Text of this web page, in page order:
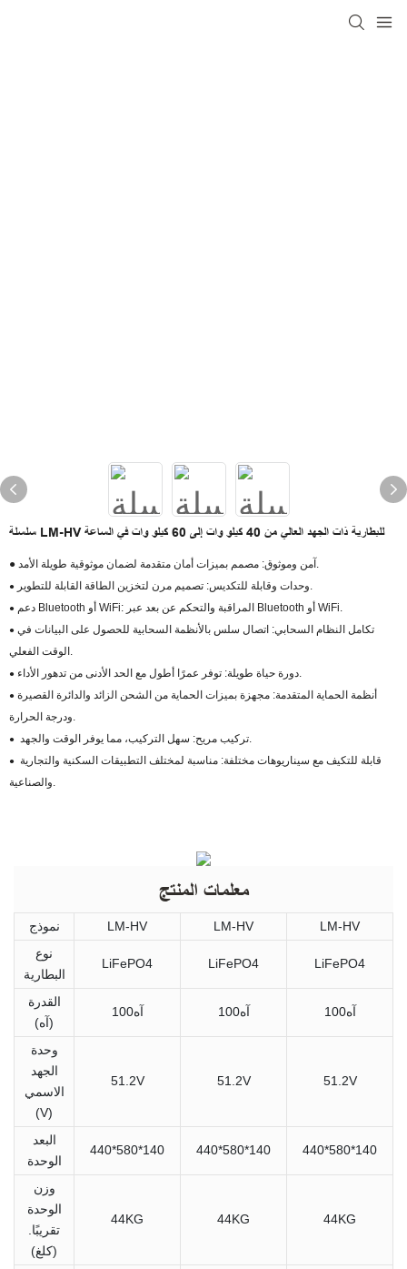
سلسلة LM-HV للبطارية ذات الجهد العالي من 40 كيلو وات إلى 60 كيلو وات في الساعة
● آمن وموثوق: مصمم بميزات أمان متقدمة لضمان موثوقية طويلة الأمد.
● وحدات وقابلة للتكديس: تصميم مرن لتخزين الطاقة القابلة للتطوير.
● دعم Bluetooth أو WiFi: المراقبة والتحكم عن بعد عبر Bluetooth أو WiFi.
● تكامل النظام السحابي: اتصال سلس بالأنظمة السحابية للحصول على البيانات في
الوقت الفعلي.
● دورة حياة طويلة: توفر عمرًا أطول مع الحد الأدنى من تدهور الأداء.
● أنظمة الحماية المتقدمة: مجهزة بميزات الحماية من الشحن الزائد والدائرة القصيرة
ودرجة الحرارة.
● تركيب مريح: سهل التركيب، مما يوفر الوقت والجهد.
●
والصناعية.
معلمات المنتج
نموذج LM-HV LM-HV
LM-HV
نوع
البطارية
LiFePO4 LiFePO4 LiFePO4
القدرة
(آه)
آه100 آه100 آه100
وحدة
الجهد
الاسمي
(V)
51.2V 51.2V 51.2V
البعد
الوحدة
440*580*140 440*580*140 440*580*140
وزن
الوحدة
تقريبًا.
(كلغ)
44KG 44KG 44KG